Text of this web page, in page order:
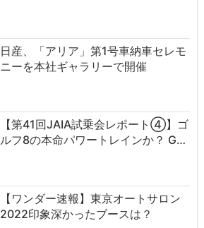
日産、「アリア」第1号車納車セレモ
ニーを本社ギャラリーで開催
【第41回JAIA試乗会レポート④】ゴ
ルフ8の本命パワートレインか？ G…
【ワンダー速報】東京オートサロン
2022印象深かったブースは？